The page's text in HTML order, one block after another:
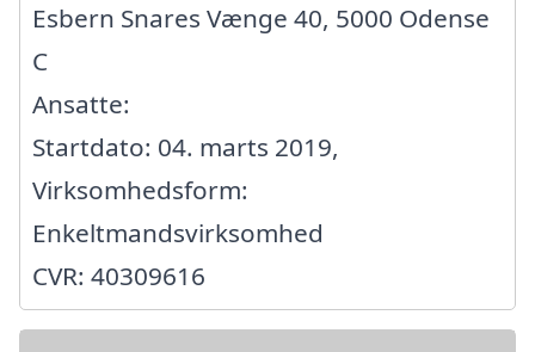
Esbern Snares Vænge 40, 5000 Odense
C
Ansatte:
Startdato: 04. marts 2019,
Virksomhedsform:
Enkeltmandsvirksomhed
CVR: 40309616